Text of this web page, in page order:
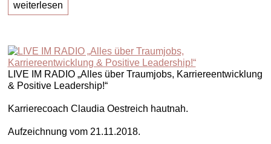
weiterlesen
LIVE IM RADIO „Alles über Traumjobs, Karriereentwicklung
& Positive Leadership!“
Karrierecoach Claudia Oestreich hautnah.
Aufzeichnung vom 21.11.2018.